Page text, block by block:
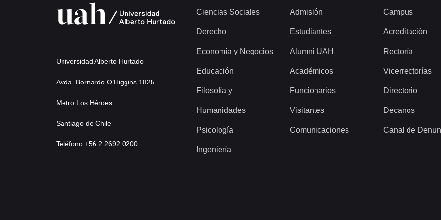
Universidad Alberto Hurtado
Avda. Bernardo O’Higgins 1825
Metro Los Héroes
Santiago de Chile
Teléfono +56 2 2692 0200
Ciencias Sociales
Derecho
Economía y Negocios
Educación
Filosofía y
Humanidades
Psicología
Ingeniería
Admisión
Estudiantes
Alumni UAH
Académicos
Funcionarios
Visitantes
Comunicaciones
Campus
Acreditación
Rectoría
Vicerrectorías
Directorio
Decanos
Canal de